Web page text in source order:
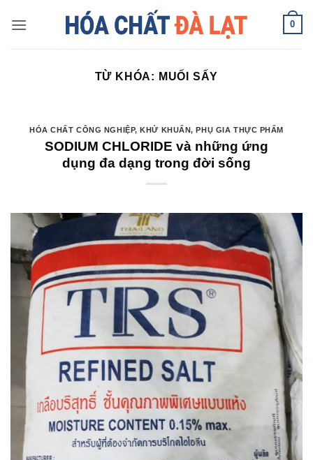
0
TỪ KHÓA: MUỐI SẤY
HÓA CHẤT CÔNG NGHIỆP,KHỬ KHUẨN,PHỤ GIA THỰC PHẨM
SODIUM CHLORIDE và những ứng
dụng đa dạng trong đời sống